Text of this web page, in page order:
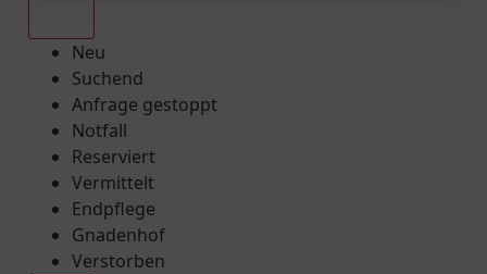
Neu
Suchend
Anfrage gestoppt
Notfall
Reserviert
Vermittelt
Endpflege
Gnadenhof
Verstorben